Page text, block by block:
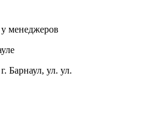
менеджеров
Барнаул, ул. ул.